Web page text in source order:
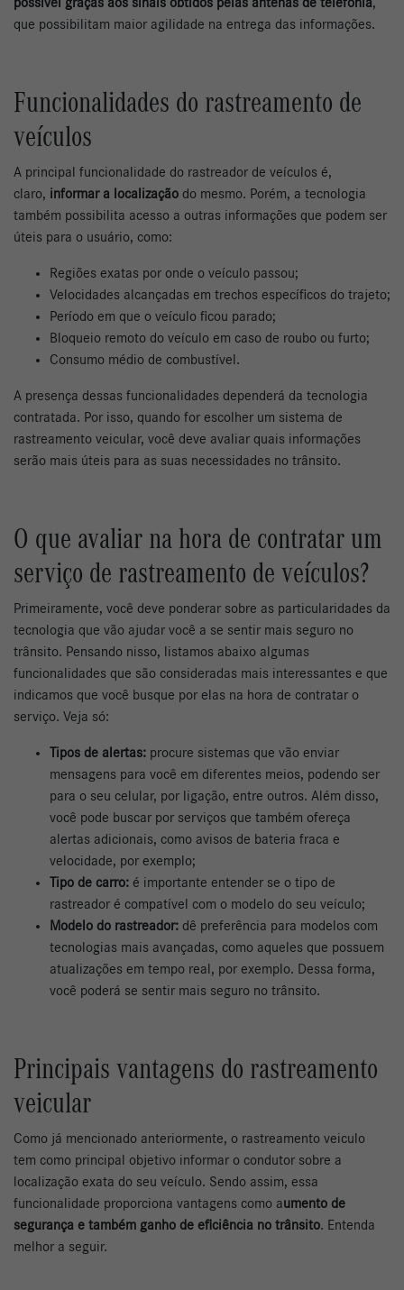
que possibilitam maior agilidade na entrega das informações.
Funcionalidades do rastreamento de
veículos
A principal funcionalidade do rastreador de veículos é,
claro, informar a localização do mesmo. Porém, a tecnologia
também possibilita acesso a outras informações que podem ser
úteis para o usuário, como:
Regiões exatas por onde o veículo passou;
Velocidades alcançadas em trechos específicos do trajeto;
Período em que o veículo ficou parado;
Bloqueio remoto do veículo em caso de roubo ou furto;
Consumo médio de combustível.
A presença dessas funcionalidades dependerá da tecnologia
contratada. Por isso, quando for escolher um sistema de
rastreamento veicular, você deve avaliar quais informações
serão mais úteis para as suas necessidades no trânsito.
O que avaliar na hora de contratar um
serviço de rastreamento de veículos?
Primeiramente, você deve ponderar sobre as particularidades da
tecnologia que vão ajudar você a se sentir mais seguro no
trânsito. Pensando nisso, listamos abaixo algumas
funcionalidades que são consideradas mais interessantes e que
indicamos que você busque por elas na hora de contratar o
serviço. Veja só:
Tipos de alertas: procure sistemas que vão enviar
mensagens para você em diferentes meios, podendo ser
para o seu celular, por ligação, entre outros. Além disso,
você pode buscar por serviços que também ofereça
alertas adicionais, como avisos de bateria fraca e
velocidade, por exemplo;
Tipo de carro: é importante entender se o tipo de
rastreador é compatível com o modelo do seu veículo;
Modelo do rastreador: dê preferência para modelos com
tecnologias mais avançadas, como aqueles que possuem
atualizações em tempo real, por exemplo. Dessa forma,
você poderá se sentir mais seguro no trânsito.
Principais vantagens do rastreamento
veicular
Como já mencionado anteriormente, o rastreamento veiculo
tem como principal objetivo informar o condutor sobre a
localização exata do seu veículo. Sendo assim, essa
funcionalidade proporciona vantagens como aumento de
segurança e também ganho de eficiência no trânsito. Entenda
melhor a seguir.